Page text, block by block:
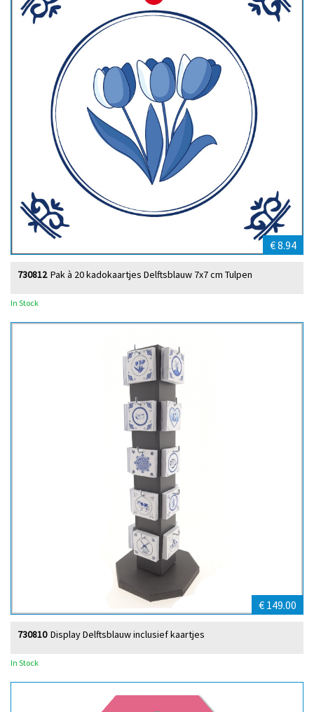
€ 8.94
Pak à 20 kadokaartjes Delftsblauw 7x7 cm Tulpen
730812
In Stock
€ 149.00
Display Delftsblauw inclusief kaartjes
730810
In Stock